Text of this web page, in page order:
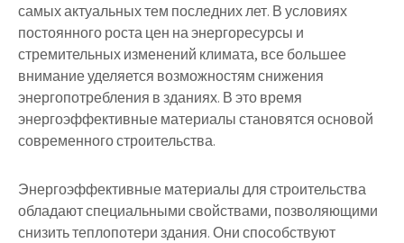
самых актуальных тем последних лет. В условиях
постоянного роста цен на энергоресурсы и
стремительных изменений климата, все большее
внимание уделяется возможностям снижения
энергопотребления в зданиях. В это время
энергоэффективные материалы становятся основой
современного строительства.
Энергоэффективные материалы для строительства
обладают специальными свойствами, позволяющими
снизить теплопотери здания. Они способствуют